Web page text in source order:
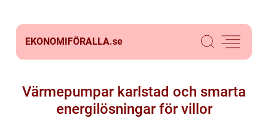
EKONOMIFÖRALLA.se
Värmepumpar karlstad och smarta
energilösningar för villor